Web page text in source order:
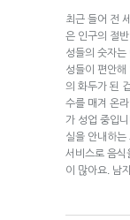
최근 들어 전
은 인구의 절
성들의 숫자는
성들이 편안해
의 화두가 된
수를 매겨 온
가 성업 중입
실을 안내하
서비스로 음식
이 많아요. 남